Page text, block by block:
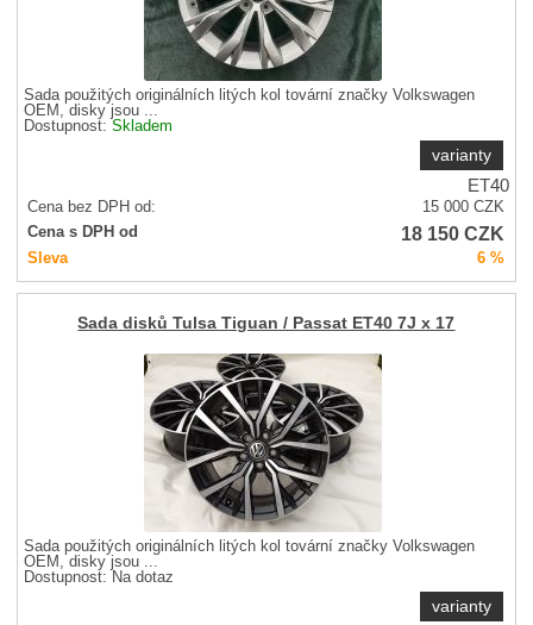
Sada použitých originálních litých kol tovární značky Volkswagen
OEM, disky jsou ...
Dostupnost:Skladem
varianty
ET40
Cena bez DPH od: 15 000CZK
Cena s DPH od
18 150CZK
Sleva 6 %
Sada disků Tulsa Tiguan / Passat ET40 7J x 17
Sada použitých originálních litých kol tovární značky Volkswagen
OEM, disky jsou ...
Dostupnost: Na dotaz
varianty